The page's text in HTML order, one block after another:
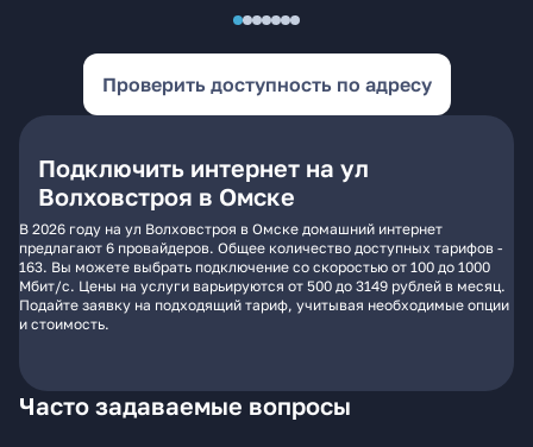
Проверить доступность по адресу
Подключить интернет на ул
Волховстроя в Омске
В 2026 году на ул Волховстроя в Омске домашний интернет
предлагают 6 провайдеров. Общее количество доступных тарифов -
163. Вы можете выбрать подключение со скоростью от 100 до 1000
Мбит/с. Цены на услуги варьируются от 500 до 3149 рублей в месяц.
Подайте заявку на подходящий тариф, учитывая необходимые опции
и стоимость.
Часто задаваемые вопросы